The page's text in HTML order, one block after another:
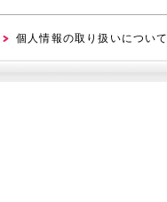
個人情報の取り扱いについて